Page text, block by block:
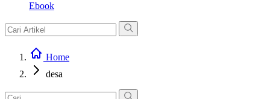
Ebook
Home
desa